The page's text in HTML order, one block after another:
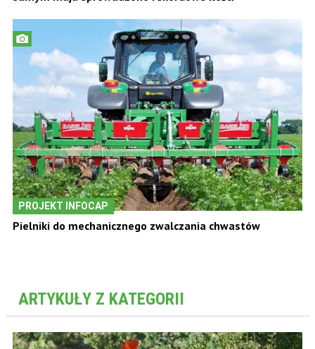
PROJEKT INFOCAP
Pielniki do mechanicznego zwalczania chwastów
ARTYKUŁY Z KATEGORII